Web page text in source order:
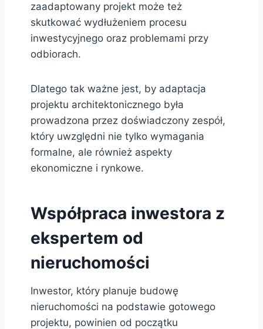
zaadaptowany projekt może też
skutkować wydłużeniem procesu
inwestycyjnego oraz problemami przy
odbiorach.
Dlatego tak ważne jest, by adaptacja
projektu architektonicznego była
prowadzona przez doświadczony zespół,
który uwzględni nie tylko wymagania
formalne, ale również aspekty
ekonomiczne i rynkowe.
Współpraca inwestora z
ekspertem od
nieruchomości
Inwestor, który planuje budowę
nieruchomości na podstawie gotowego
projektu, powinien od początku